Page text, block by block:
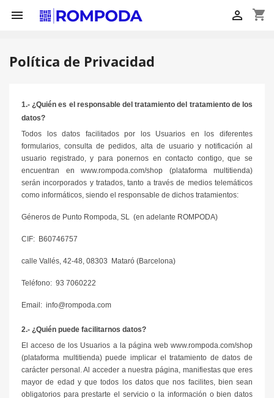
 shopping_cart

Política de Privacidad
1.- ¿Quién es el responsable del tratamiento del tratamiento de los
datos?
Todos los datos facilitados por los Usuarios en los diferentes
formularios, consulta de pedidos, alta de usuario y notificación al
usuario registrado, y para ponernos en contacto contigo, que se
encuentran en www.rompoda.com/shop (plataforma multitienda)
serán incorporados y tratados, tanto a través de medios telemáticos
como informáticos, siendo el responsable de dichos tratamientos:
Géneros de Punto Rompoda, SL (en adelante ROMPODA)
CIF: B60746757
calle Vallés, 42-48, 08303 Mataró (Barcelona)
Teléfono: 93 7060222
Email: info@rompoda.com
2.- ¿Quién puede facilitarnos datos?
El acceso de los Usuarios a la página web www.rompoda.com/shop
(plataforma multitienda) puede implicar el tratamiento de datos de
carácter personal. Al acceder a nuestra página, manifiestas que eres
mayor de edad y que todos los datos que nos facilites, bien sean
obligatorios para prestarte el servicio o la información o bien datos